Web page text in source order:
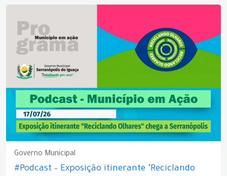
Governo Municipal
#Podcast – Exposição itinerante "Reciclando